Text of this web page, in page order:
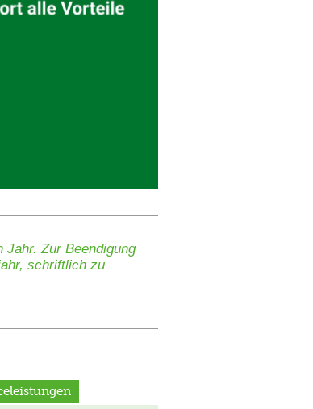
Zur Beendigung
schriftlich zu